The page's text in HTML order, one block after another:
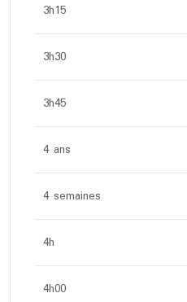
3h15
3h30
3h45
4 ans
4 semaines
4h
4h00